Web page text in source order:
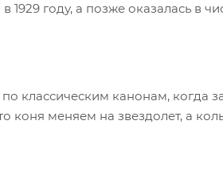
году, а позже оказалась в
классическим канонам, когда
меняем на звездолет, а